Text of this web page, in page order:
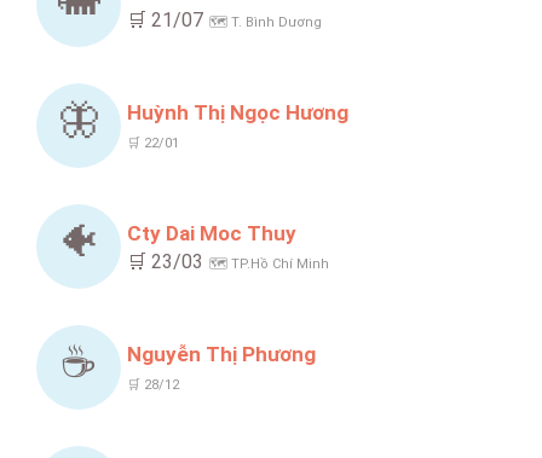
🛒 21/07 🗺️ T. Bình Dương
🦋 Huỳnh Thị Ngọc Hương
🛒 22/01
🐠 Cty Dai Moc Thuy
🛒 23/03 🗺️ TP.Hồ Chí Minh
☕ Nguyễn Thị Phương
🛒 28/12